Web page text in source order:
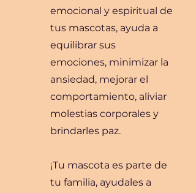
emocional y espiritual de
tus mascotas, ayuda a
equilibrar sus
emociones, minimizar la
ansiedad, mejorar el
comportamiento, aliviar
molestias corporales y
brindarles paz.
¡Tu mascota es parte de
tu familia, ayudales a